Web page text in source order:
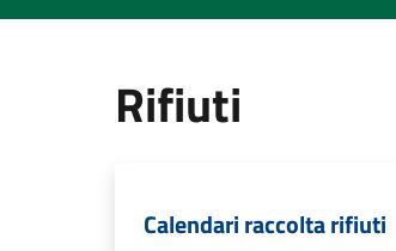
Rifiuti
Calendari raccolta rifiuti